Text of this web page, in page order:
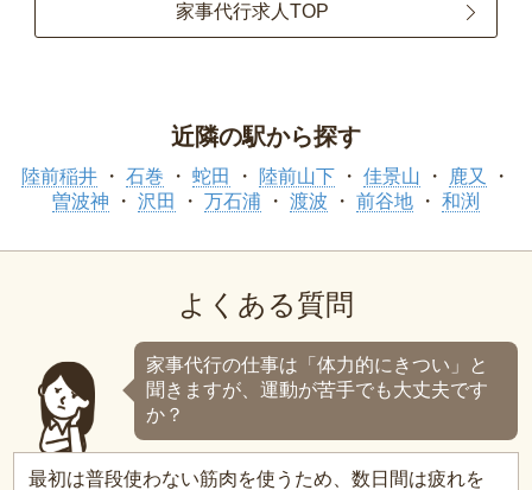
家事代行求人TOP
近隣の駅から探す
陸前稲井 石巻 蛇田 陸前山下 佳景山
鹿又
曽波神
沢田 万石浦 渡波 前谷地 和渕
よくある質問
家事代行の仕事は「体力的にきつい」と
聞きますが、運動が苦手でも大丈夫です
か？
最初は普段使わない筋肉を使うため、数日間は疲れを